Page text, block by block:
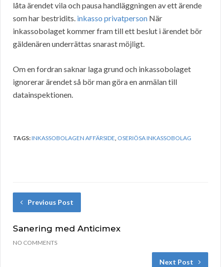
låta ärendet vila och pausa handläggningen av ett ärende
som har bestridits. inkasso privatperson När
inkassobolaget kommer fram till ett beslut i ärendet bör
gäldenären underrättas snarast möjligt.
Om en fordran saknar laga grund och inkassobolaget
ignorerar ärendet så bör man göra en anmälan till
datainspektionen.
TAGS:INKASSOBOLAGEN AFFÄRSIDE, OSERIÖSA INKASSOBOLAG
Previous Post
Sanering med Anticimex
NO COMMENTS
Next Post